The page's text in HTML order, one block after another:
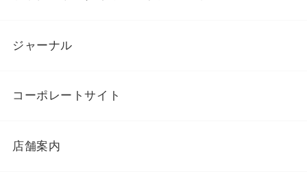
ジャーナル
コーポレートサイト
店舗案内